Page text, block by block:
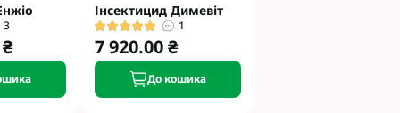
3
Інсектицид Димевіт
1
7 920.00 ₴
До кошика